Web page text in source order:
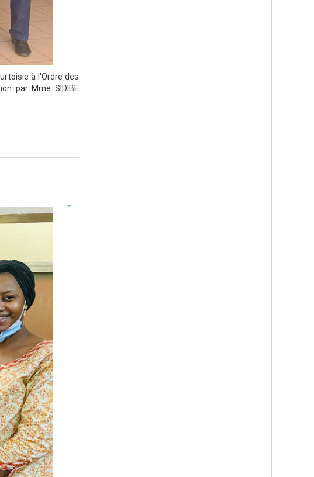
à l'Ordre des
par Mme SIDIBE